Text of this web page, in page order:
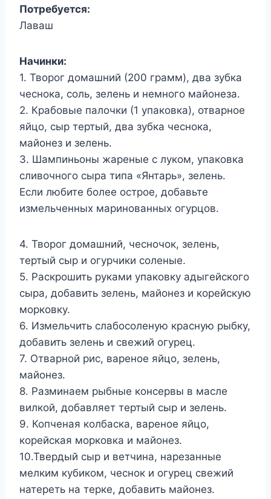
Потребуется:
Лаваш
Начинки:
1. Творог домашний (200 грамм), два зубка
чеснока, соль, зелень и немного майонеза.
2. Крабовые палочки (1 упаковка), отварное
яйцо, сыр тертый, два зубка чеснока,
майонез и зелень.
3. Шампиньоны жареные с луком, упаковка
сливочного сыра типа «Янтарь», зелень.
Если любите более острое, добавьте
измельченных маринованных огурцов.
4. Творог домашний, чесночок, зелень,
тертый сыр и огурчики соленые.
5. Раскрошить руками упаковку адыгейского
сыра, добавить зелень, майонез и корейскую
морковку.
6. Измельчить слабосоленую красную рыбку,
добавить зелень и свежий огурец.
7. Отварной рис, вареное яйцо, зелень,
майонез.
8. Разминаем рыбные консервы в масле
вилкой, добавляет тертый сыр и зелень.
9. Копченая колбаска, вареное яйцо,
корейская морковка и майонез.
10.Твердый сыр и ветчина, нарезанные
мелким кубиком, чеснок и огурец свежий
натереть на терке, добавить майонез.